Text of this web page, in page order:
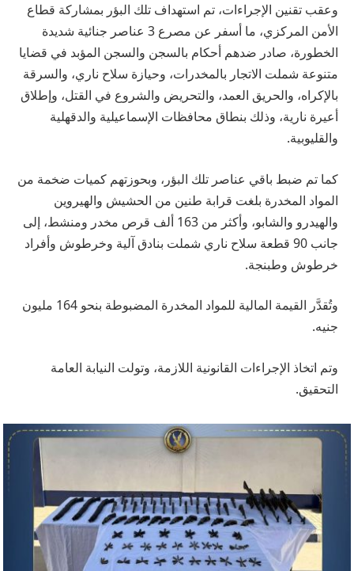
وعقب تقنين الإجراءات، تم استهداف تلك البؤر بمشاركة قطاع
الأمن المركزي، ما أسفر عن مصرع 3 عناصر جنائية شديدة
الخطورة، صادر ضدهم أحكام بالسجن والسجن المؤبد في قضايا
متنوعة شملت الاتجار بالمخدرات، وحيازة سلاح ناري، والسرقة
بالإكراه، والحريق العمد، والتحريض والشروع في القتل، وإطلاق
أعيرة نارية، وذلك بنطاق محافظات الإسماعيلية والدقهلية
والقليوبية.
كما تم ضبط باقي عناصر تلك البؤر، وبحوزتهم كميات ضخمة من
المواد المخدرة بلغت قرابة طنين من الحشيش والهيروين
والهيدرو والشابو، وأكثر من 163 ألف قرص مخدر ومنشط، إلى
جانب 90 قطعة سلاح ناري شملت بنادق آلية وخرطوش وأفراد
خرطوش وطبنجة.
وتُقدَّر القيمة المالية للمواد المخدرة المضبوطة بنحو 164 مليون
جنيه.
وتم اتخاذ الإجراءات القانونية اللازمة، وتولت النيابة العامة
التحقيق.